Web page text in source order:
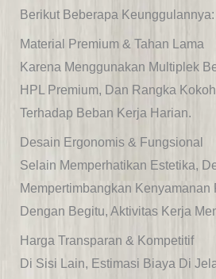
Berikut Beberapa Keunggulannya:
Material Premium & Tahan Lama
Karena Menggunakan Multiplek
HPL Premium, Dan Rangka
Terhadap Beban Kerja Harian.
Desain Ergonomis & Fungsional
Selain Memperhatikan Estetika,
Mempertimbangkan Kenyamanan
Dengan Begitu, Aktivitas Kerja
Harga Transparan & Kompetitif
Di Sisi Lain, Estimasi Biaya Di